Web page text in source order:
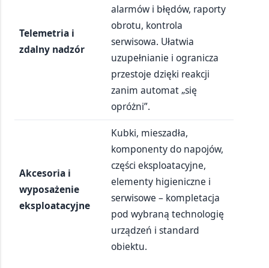
Telemetria i
zdalny nadzór
alarmów i błędów, raporty
obrotu, kontrola
serwisowa. Ułatwia
uzupełnianie i ogranicza
przestoje dzięki reakcji
zanim automat „się
opróżni”.
Akcesoria i
wyposażenie
eksploatacyjne
Kubki, mieszadła,
komponenty do napojów,
części eksploatacyjne,
elementy higieniczne i
serwisowe – kompletacja
pod wybraną technologię
urządzeń i standard
obiektu.